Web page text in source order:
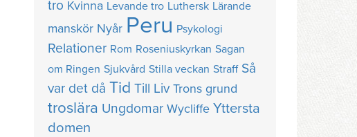
tro Kvinna Levande tro Luthersk Lärande
manskör Nyår Peru Psykologi
Relationer Rom Roseniuskyrkan Sagan
om Ringen Sjukvård Stilla veckan Straff Så
var det då Tid Till Liv Trons grund
troslära Ungdomar Wycliffe Yttersta
domen